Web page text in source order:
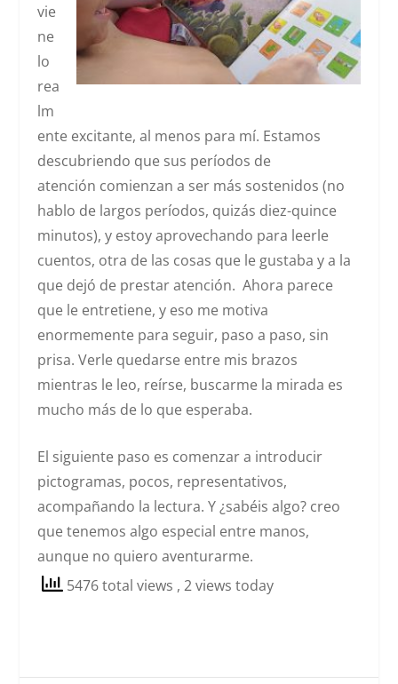
vie
ne
lo
rea
lm
ente excitante, al menos para mí. Estamos
descubriendo que sus períodos de
atención comienzan a ser más sostenidos (no
hablo de largos períodos, quizás diez-quince
minutos), y estoy aprovechando para leerle
cuentos, otra de las cosas que le gustaba y a la
que dejó de prestar atención. Ahora parece
que le entretiene, y eso me motiva
enormemente para seguir, paso a paso, sin
prisa. Verle quedarse entre mis brazos
mientras le leo, reírse, buscarme la mirada es
mucho más de lo que esperaba.
El siguiente paso es comenzar a introducir
pictogramas, pocos, representativos,
acompañando la lectura. Y ¿sabéis algo? creo
que tenemos algo especial entre manos,
aunque no quiero aventurarme.
5476 total views , 2 views today